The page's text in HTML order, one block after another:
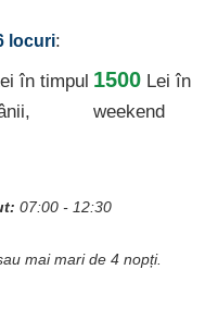
locuri:
în timpul 1500 Lei în
weekend
07:00 - 12:30
mai mari de 4 nopți.